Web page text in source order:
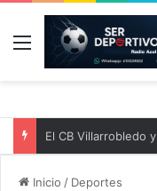
Menú
Inicio / Deportes